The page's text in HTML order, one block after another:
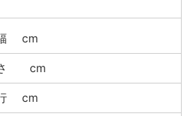
cm
cm
cm